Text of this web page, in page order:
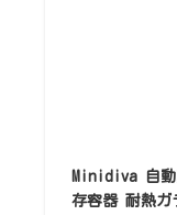
Minidiva 自動
存容器 耐熱